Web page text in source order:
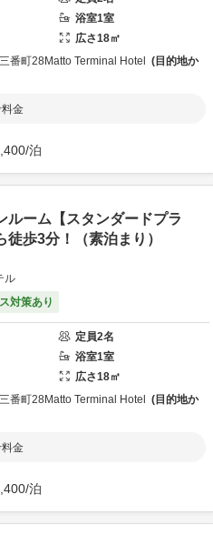
浴室1室
広さ18㎡
番町28Matto Terminal Hotel
目的地か
金
/泊
ルーム【スタンダードプラ
徒歩3分！（素泊まり）
ル
対策あり
定員2名
浴室1室
広さ18㎡
番町28Matto Terminal Hotel
目的地か
金
/泊